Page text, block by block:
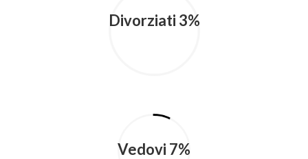
Divorziati 3%
Vedovi 7%